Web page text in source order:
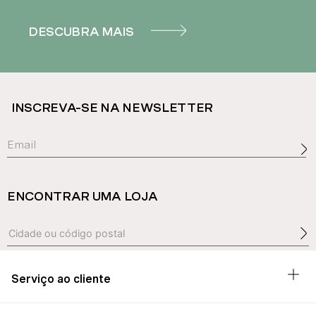
DESCUBRA MAIS
INSCREVA-SE NA NEWSLETTER
ENCONTRAR UMA LOJA
Serviço ao cliente